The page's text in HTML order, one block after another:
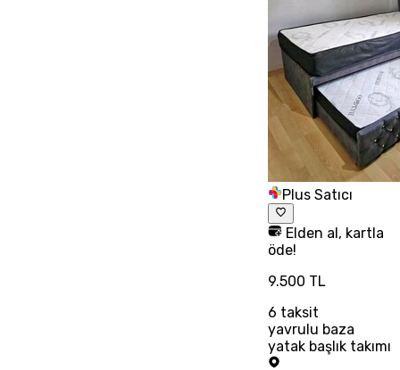
Plus Satıcı
Elden al, kartla
öde!
9.500 TL
6 taksit
yavrulu baza
yatak başlık takımı